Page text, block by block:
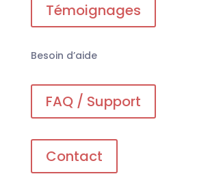
Témoignages
Besoin d’aide
FAQ / Support
Contact